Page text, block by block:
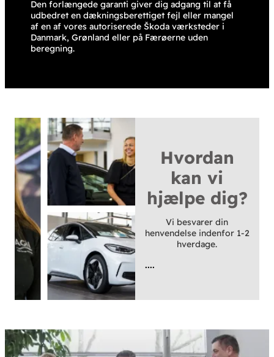
Den forlængede garanti giver dig adgang til at få
udbedret en dækningsberettiget fejl eller mangel
af en af vores autoriserede Škoda værksteder i
Danmark, Grønland eller på Færøerne uden
beregning.
Hvordan
kan vi
hjælpe dig?
Vi besvarer din
henvendelse indenfor 1-2
hverdage.
....